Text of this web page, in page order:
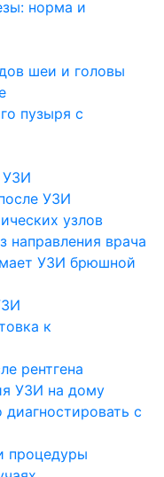
норма и
шеи и головы
пузыря с
УЗИ
УЗИ
узлов
направления врача
УЗИ брюшной
к
рентгена
УЗИ на дому
с
процедуры